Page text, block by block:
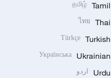
Tamil
தமிழ்
Thai
ไทย
Turkish
Türkçe
Ukrainian
Українська
Urdu اردو